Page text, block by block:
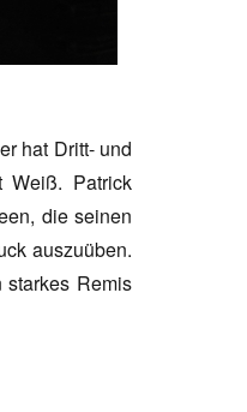
hat Dritt- und
Patrick
die seinen
auszuüben.
Remis